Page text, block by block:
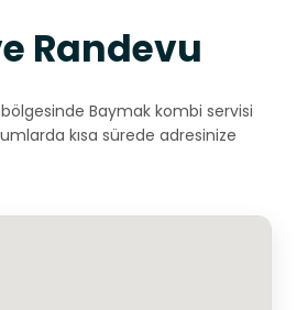
Randevu
Baymak kombi servisi
kısa sürede adresinize